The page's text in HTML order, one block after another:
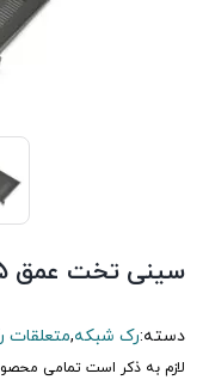
سینی تخت عمق 55 اچ پی آسیا
دسته:رک شبکه,متعلقات
لازم به ذکر است تمامی